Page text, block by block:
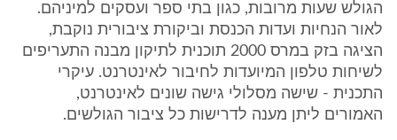
הגולש שעות מרובות, כגון בתי ספר ועסקים למיניהם.
לאור הנחיות ועדות הכנסת וביקורת ציבורית נוקבת,
הציגה בזק במרס 2000 תוכנית לתיקון מבנה התעריפים
לשיחות טלפון המיועדות לחיבור לאינטרנט. עיקרי
התכנית - שישה מסלולי גישה שונים לאינטרנט,
האמורים ליתן מענה לדרישות כל ציבור הגולשים.